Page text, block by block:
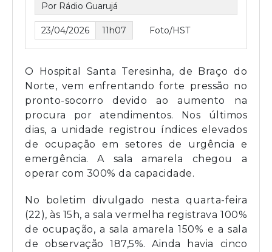
Por Rádio Guarujá
23/04/2026 11h07 Foto/HST
O Hospital Santa Teresinha, de Braço do
Norte, vem enfrentando forte pressão no
pronto-socorro devido ao aumento na
procura por atendimentos. Nos últimos
dias, a unidade registrou índices elevados
de ocupação em setores de urgência e
emergência. A sala amarela chegou a
operar com 300% da capacidade.
No boletim divulgado nesta quarta-feira
(22), às 15h, a sala vermelha registrava 100%
de ocupação, a sala amarela 150% e a sala
de observação 187,5%. Ainda havia cinco